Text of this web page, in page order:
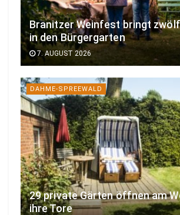
Branitzer Weinfest bringt
in den Bürgergarten
7. AUGUST 2026
DAHME-SPREEWALD
29 private Gärten öffnen am
ihre Tore